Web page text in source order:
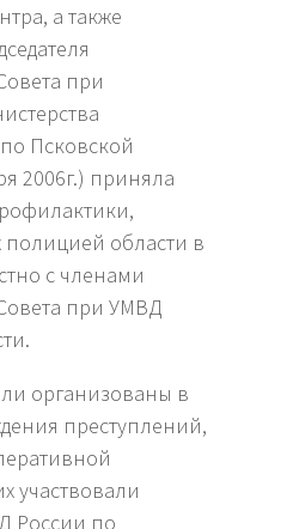
а также
при
Псковской
2006г.) приняла
области в
с членами
при УМВД
организованы в
преступлений,
участвовали
России по